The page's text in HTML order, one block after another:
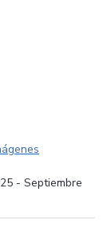
- Septiembre